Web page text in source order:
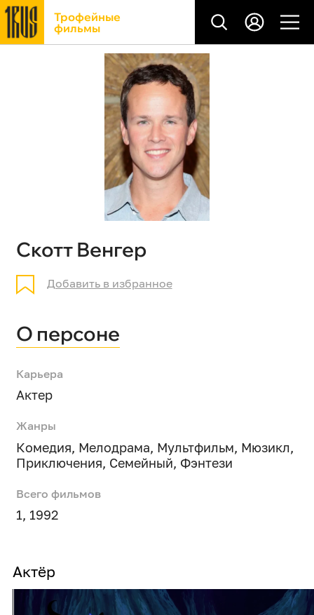
Трофейные
фильмы
Скотт Венгер
Добавить в избранное
О персоне
Карьера
Актер
Жанры
Комедия, Мелодрама, Мультфильм, Мюзикл,
Приключения, Семейный, Фэнтези
Всего фильмов
1, 1992
Актёр